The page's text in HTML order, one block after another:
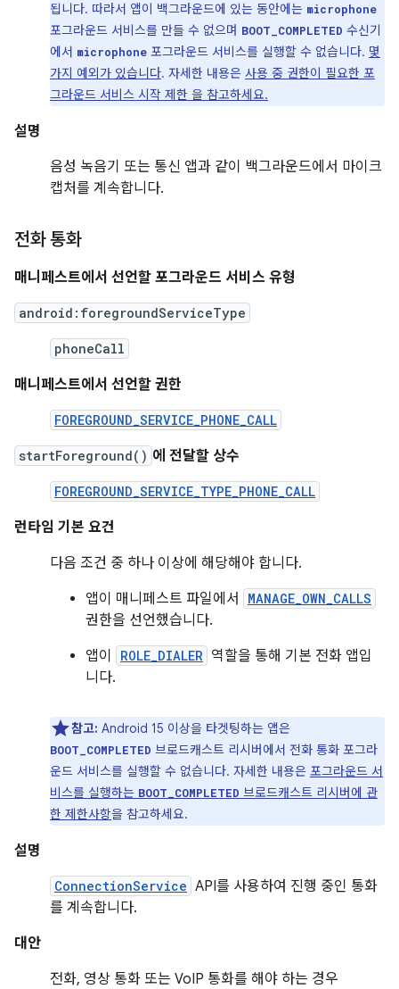
됩니다. 따라서 앱이 백그라운드에 있는 동안에는 microphone
포그라운드 서비스를 만들 수 없으며 BOOT_COMPLETED 수신기
에서 microphone 포그라운드 서비스를 실행할 수 없습니다. 몇
가지 예외가 있습니다. 자세한 내용은 사용 중 권한이 필요한 포
그라운드 서비스 시작 제한 을 참고하세요.
설명
음성 녹음기 또는 통신 앱과 같이 백그라운드에서 마이크
캡처를 계속합니다.
전화 통화
매니페스트에서 선언할 포그라운드 서비스 유형
android:foregroundServiceType
phoneCall
매니페스트에서 선언할 권한
FOREGROUND_SERVICE_PHONE_CALL
startForeground() 에 전달할 상수
FOREGROUND_SERVICE_TYPE_PHONE_CALL
런타임 기본 요건
다음 조건 중 하나 이상에 해당해야 합니다.
앱이 매니페스트 파일에서
MANAGE_OWN_CALLS
권한을 선언했습니다.
앱이
ROLE_DIALER 역할을 통해 기본 전화 앱입
니다.
참고: Android 15 이상을 타겟팅하는 앱은
BOOT_COMPLETED 브로드캐스트 리시버에서 전화 통화 포그라
운드 서비스를 실행할 수 없습니다. 자세한 내용은 포그라운드 서
비스를 실행하는 BOOT_COMPLETED 브로드캐스트 리시버에 관
한 제한사항을 참고하세요.
설명
ConnectionService API를 사용하여 진행 중인 통화
를 계속합니다.
대안
전화, 영상 통화 또는 VoIP 통화를 해야 하는 경우